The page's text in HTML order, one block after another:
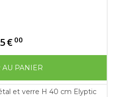
€ 00
AU PANIER
et verre H 40 cm Elyptic